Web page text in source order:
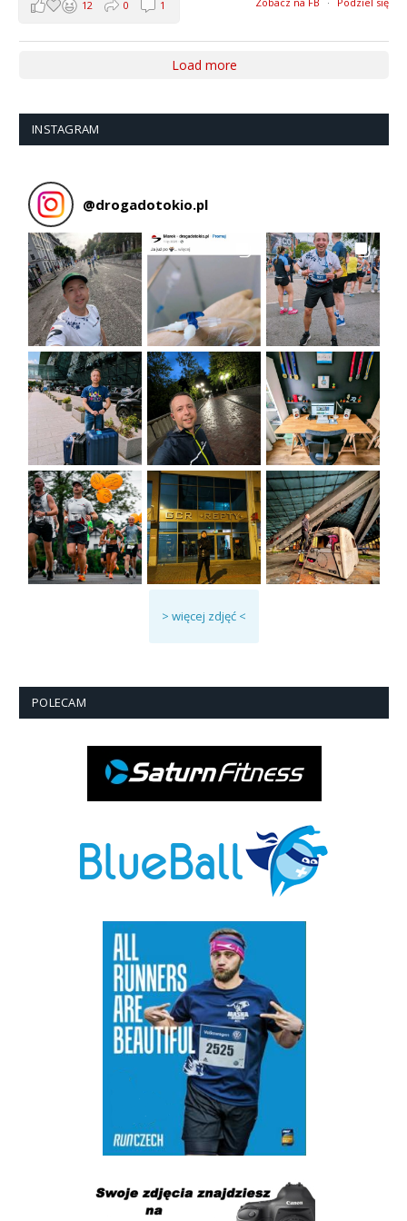
12 0 1
Load more
INSTAGRAM
@drogadotokio.pl
> więcej zdjęć <
POLECAM